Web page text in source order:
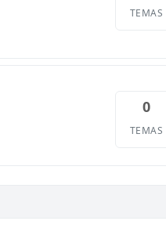
TEMAS
0
TEMAS